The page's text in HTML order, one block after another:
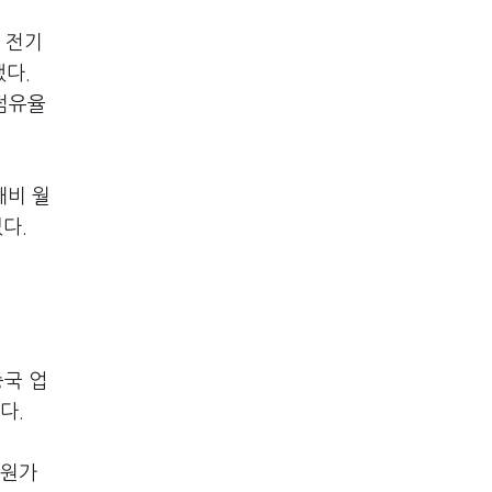
기
.
유율
비 월
.
업
.
가